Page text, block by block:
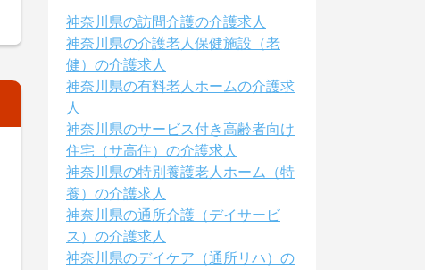
神奈川県の訪問介護の介護求人
神奈川県の介護老人保健施設（老
健）の介護求人
神奈川県の有料老人ホームの介護求
人
神奈川県のサービス付き高齢者向け
住宅（サ高住）の介護求人
神奈川県の特別養護老人ホーム（特
養）の介護求人
神奈川県の通所介護（デイサービ
ス）の介護求人
神奈川県のデイケア（通所リハ）の